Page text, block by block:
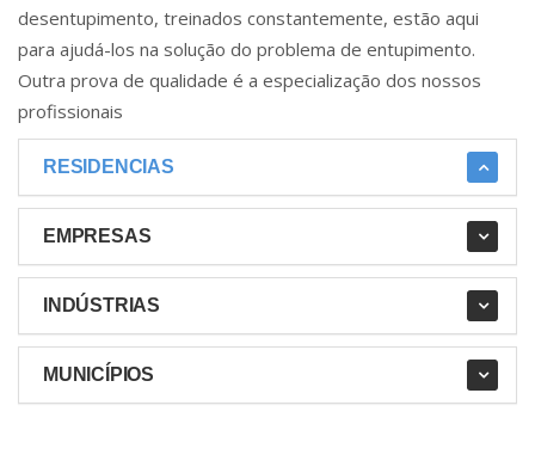
desentupimento, treinados constantemente, estão aqui
para ajudá-los na solução do problema de entupimento.
Outra prova de qualidade é a especialização dos nossos
profissionais
RESIDENCIAS
EMPRESAS
INDÚSTRIAS
MUNICÍPIOS